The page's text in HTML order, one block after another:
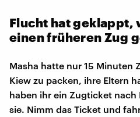
Flucht hat geklappt,
einen früheren Zug
Masha hatte nur 15 Minuten
Kiew zu packen, ihre Eltern
haben ihr ein Zugticket
sie. Nimm das Ticket und